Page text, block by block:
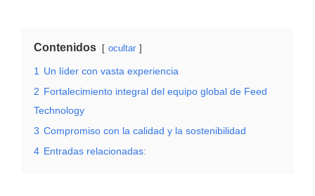
Contenidos ocultar
1
Un líder con vasta experiencia
2 Fortalecimiento integral del equipo global de Feed
Technology
3 Compromiso con la calidad y la sostenibilidad
4 Entradas relacionadas: